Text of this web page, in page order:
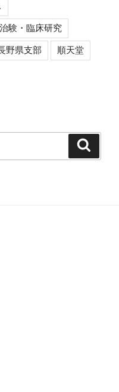
治験・臨床研究
野県支部 順天堂